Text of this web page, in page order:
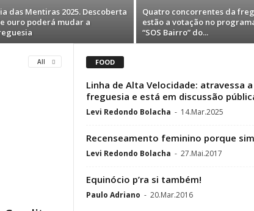
das Mentiras 2025. Descoberta
ouro poderá mudar a
Quatro concorrentes da
estão a votação no
“SOS Bairro” do...
All FOOD
Linha de Alta Velocidade: atravessa a
freguesia e está em discussão
Levi Redondo Bolacha - 14.Mar.2025
Recenseamento feminino porque sim
Levi Redondo Bolacha - 27.Mai.2017
Equinócio p’ra si também!
Paulo Adriano - 20.Mar.2016